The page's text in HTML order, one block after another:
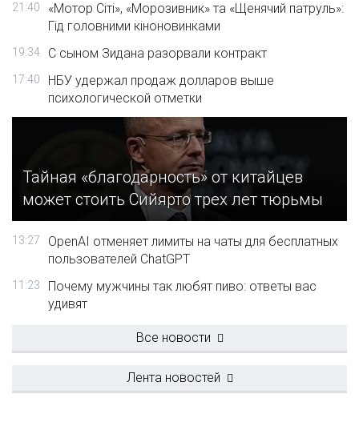
21:40
«Мотор Сіті», «Морозивник» та «Щенячий патруль»:
Гід головними кіноновинками
19:34 С сыном Зидана разорвали контракт
17:40
НБУ удержал продаж долларов выше
психологической отметки
Тайная «благодарность» от китайцев
может стоить Сийярто трех лет тюрьмы
13:27
OpenAI отменяет лимиты на чаты для бесплатных
пользователей ChatGPT
11:23
Почему мужчины так любят пиво: ответы вас
удивят
Все новости
Лента новостей